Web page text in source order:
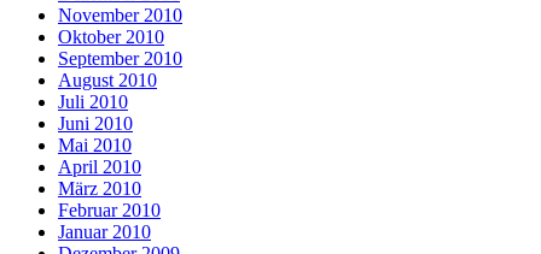
November 2010
Oktober 2010
September 2010
August 2010
Juli 2010
Juni 2010
Mai 2010
April 2010
März 2010
Februar 2010
Januar 2010